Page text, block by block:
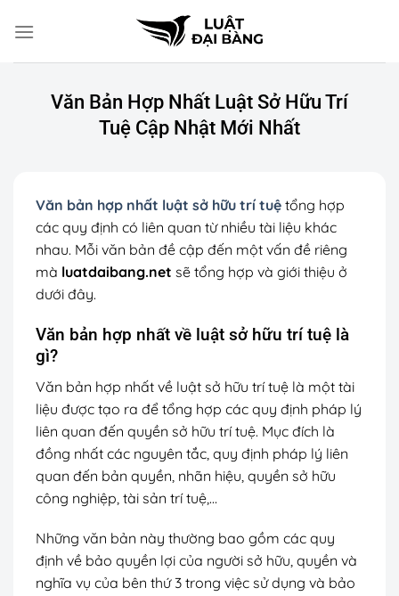
đến
Văn Bản Hợp Nhất Luật Sở Hữu Trí
Tuệ Cập Nhật Mới Nhất
Văn bản hợp nhất luật sở hữu trí tuệ tổng hợp
các quy định có liên quan từ nhiều tài liệu khác
nhau. Mỗi văn bản đề cập đến một vấn đề riêng
mà luatdaibang.net sẽ tổng hợp và giới thiệu ở
dưới đây.
Văn bản hợp nhất về luật sở hữu trí tuệ là
gì?
Văn bản hợp nhất về luật sở hữu trí tuệ là một tài
liệu được tạo ra để tổng hợp các quy định pháp lý
liên quan đến quyền sở hữu trí tuệ. Mục đích là
đồng nhất các nguyên tắc, quy định pháp lý liên
quan đến bản quyền, nhãn hiệu, quyền sở hữu
công nghiệp, tài sản trí tuệ,…
Những văn bản này thường bao gồm các quy
định về bảo quyền lợi của người sở hữu, quyền và
nghĩa vụ của bên thứ 3 trong việc sử dụng và bảo